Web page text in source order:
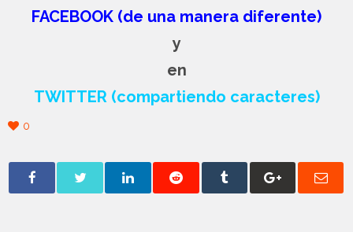
FACEBOOK (de una manera diferente)
y
en
TWITTER (compartiendo caracteres)
0